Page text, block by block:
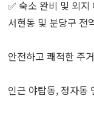
✅ 숙소 완비 및 외지
서현동 및 분당구 전
안전하고 쾌적한 주
인근 야탑동, 정자동